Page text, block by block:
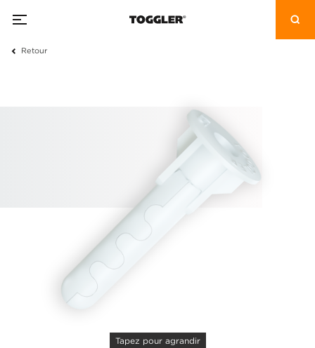
Retour
Tapez pour agrandir